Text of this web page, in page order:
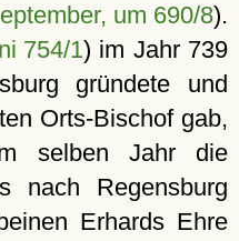
um 690/8).
754/1) im Jahr 739
gründete und
Orts-Bischof gab,
selben Jahr die
nach Regensburg
Erhards Ehre